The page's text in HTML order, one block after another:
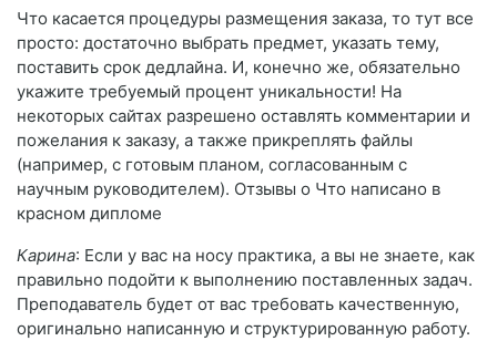
Что касается процедуры размещения заказа, то тут все
просто: достаточно выбрать предмет, указать тему,
поставить срок дедлайна. И, конечно же, обязательно
укажите требуемый процент уникальности! На
некоторых сайтах разрешено оставлять комментарии и
пожелания к заказу, а также прикреплять файлы
(например, с готовым планом, согласованным с
научным руководителем). Отзывы о Что написано в
красном дипломе
Карина: Если у вас на носу практика, а вы не знаете, как
правильно подойти к выполнению поставленных задач.
Преподаватель будет от вас требовать качественную,
оригинально написанную и структурированную работу.